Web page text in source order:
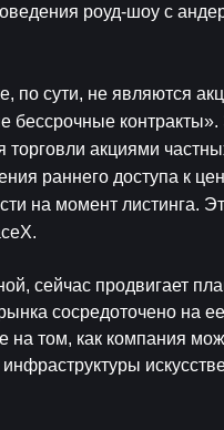
роуд-шоу с
по сути, не являются
бессрочные контракты».
акциями
раннего доступа к
на момент листинга.
сейчас продвигает
сосредоточено на ее
на том, как компания